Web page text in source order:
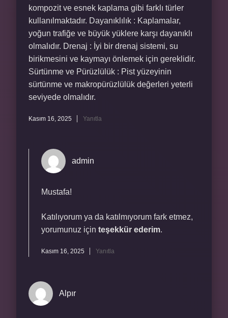
kompozit ve esnek kaplama gibi farklı türler
kullanılmaktadır. Dayanıklılık : Kaplamalar,
yoğun trafiğe ve büyük yüklere karşı dayanıklı
olmalıdır. Drenaj : İyi bir drenaj sistemi, su
birikmesini ve kaymayı önlemek için gereklidir.
Sürtünme ve Pürüzlülük : Pist yüzeyinin
sürtünme ve makropürüzlülük değerleri yeterli
seviyede olmalıdır.
Kasım 16, 2025 Yanıtla
admin
Mustafa!
Katılıyorum ya da katılmıyorum fark etmez,
yorumunuz için teşekkür ederim.
Kasım 16, 2025 Yanıtla
Alpır